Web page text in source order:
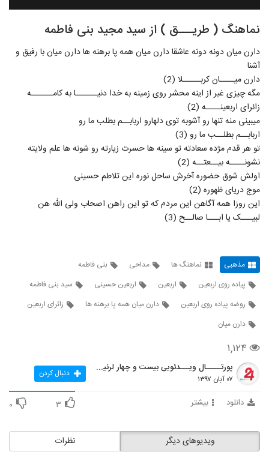
نماهنگ ( طریـــق ) از سید مجید بنی فاطمه
دارن میان دونه دونه عاشقا دارن میان همه پا برهنه ها دارن میان با رفیق و
آشنا
دارن میــــان کربـــــلا (2)
مگه چیزی غیر از اینه محشر روی زمینه به خدا دنیــــــا به کامــــــه
زائرای اربعینــــه (2)
میبینی منه تنها رو آشوبه توی دلهارو اربابــم بطلب ما رو
اربابــم بطلــب ما رو (3)
تو هر قدم مژده سعادته تو سینه ها حسرت زیارته رو شونه ها علم ولایته
نشونــــه بیــعتــه (2)
اولش شوق حضوره آخرش ساحل نوره این تلاطم حسینی
موج دریای ظهوره (2)
این روزا همه آگاهن این مردم که تو این راهن اصحاب ولی الله هن
لبیـــک یا ابـــا صالــح (3)
مذهبی نماهنگ ها مداحی
بنی فاطمه
پیاده روی اربعین
اربعین اربعین حسینی
سید بنی فاطمه
روضه پیاده روی اربعین
دارن میان همه پا برهنه ها
زائرای اربعین
دارن میان
۱,۱۲۴
پورتـــــال ویـــدئویی بیست و چهار لرنینگ
۰۷ آبان ۱۳۹۷ دنبال کردن
دانلود بیشتر ۳ ۰
نظرات ویدیوهای دیگر